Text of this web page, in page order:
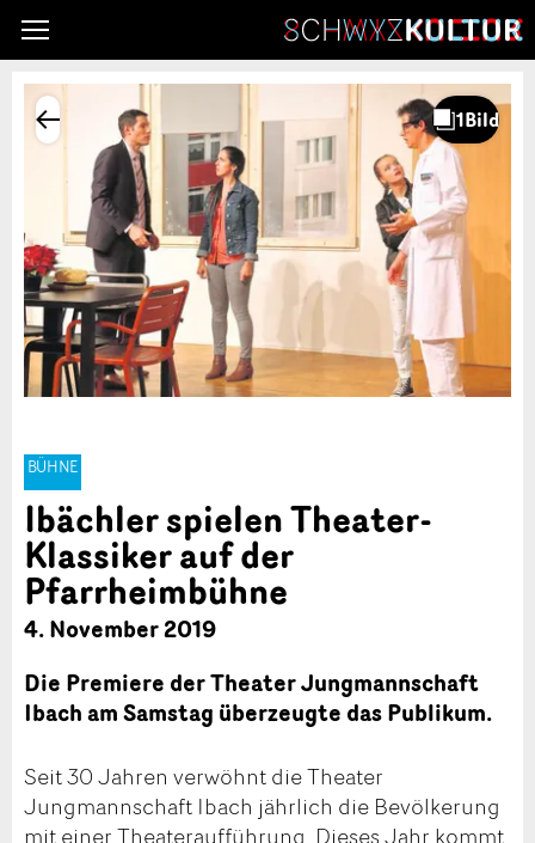
BÜHNE
Ibächler spielen Theater-
Klassiker auf der
Pfarrheimbühne
4. November 2019
Die Premiere der Theater Jungmannschaft
Ibach am Samstag überzeugte das Publikum.
Seit 30 Jahren verwöhnt die Theater
Jungmannschaft Ibach jährlich die Bevölkerung
mit einer Theateraufführung. Dieses Jahr kommt